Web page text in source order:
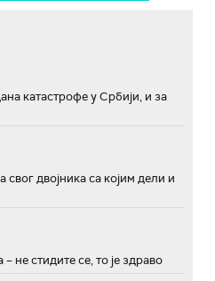
катастрофе у Србији, и за
двојника са којим дели и
не стидите се, то је здраво